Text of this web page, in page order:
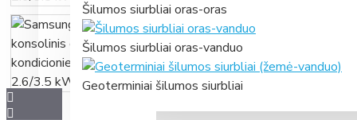
Šilumos siurbliai oras-oras
Šilumos siurbliai oras-vanduo
Geoterminiai šilumos siurbliai